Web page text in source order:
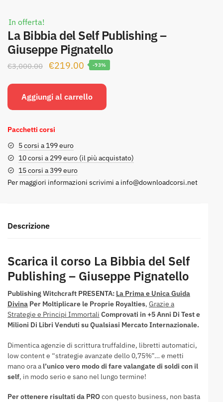
In offerta!
La Bibbia del Self Publishing –
Giuseppe Pignatello
€3,000.00
Il
originale
€219.00 Il
attuale
-93%
Aggiungi al carrello
Pacchetti corsi
5 corsi a 199 euro
10 corsi a 299 euro (il più acquistato)
15 corsi a 399 euro
Per maggiori informazioni scrivimi a info@downloadcorsi.net
Descrizione
Scarica il corso La Bibbia del Self
Publishing – Giuseppe Pignatello
Publishing Witchcraft PRESENTA: La Prima e Unica Guida
Divina Per Moltiplicare le Proprie Royalties, Grazie a
Strategie e Principi Immortali Comprovati in +5 Anni Di Test e
Milioni Di Libri Venduti su Qualsiasi Mercato Internazionale.
Dimentica agenzie di scrittura truffaldine, libretti automatici,
low content e “strategie avanzate dello 0,75%”… e metti
mano ora a l’unico vero modo di fare valangate di soldi con il
self, in modo serio e sano nel lungo termine!
Per ottenere risultati da PROcon questo business, non basta